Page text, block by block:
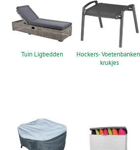
Tuin Ligbedden
Hockers-
krukjes